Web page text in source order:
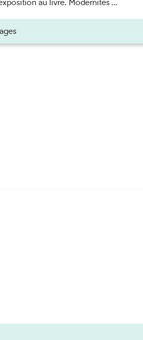
au livre. Modernités ...